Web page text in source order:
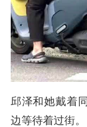
邱泽和她戴着
边等待着过街。